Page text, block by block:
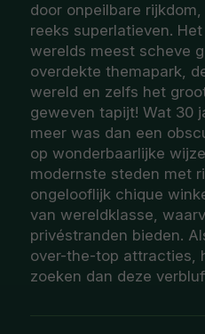
door onpeilbare
reeks superlatieven.
werelds meest scheve
overdekte themapark,
wereld en zelfs het
geweven tapijt! Wat 30
meer was dan een
op wonderbaarlijke
modernste steden met
ongelooflijk chique
van wereldklasse,
privéstranden bieden.
over-the-top attracties,
zoeken dan deze